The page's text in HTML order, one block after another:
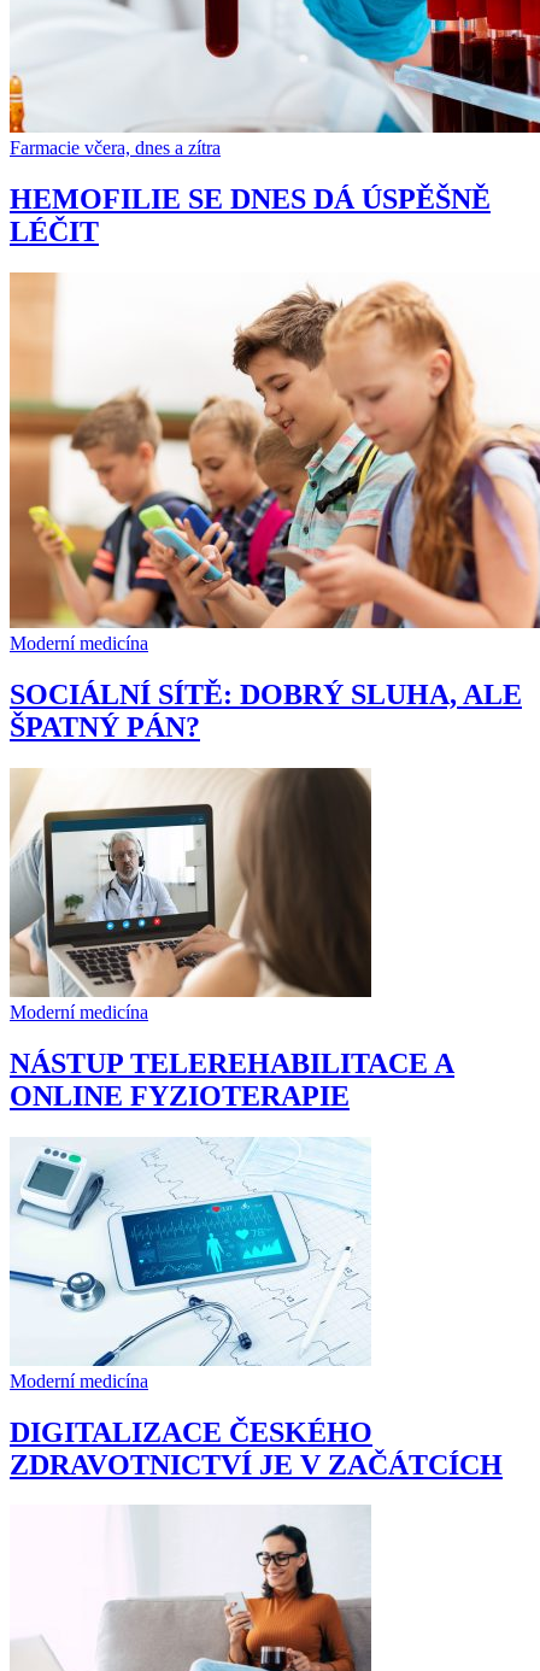
Farmacie včera, dnes a zítra
HEMOFILIE SE DNES DÁ ÚSPĚŠNĚ
LÉČIT
Moderní medicína
SOCIÁLNÍ SÍTĚ: DOBRÝ SLUHA, ALE
ŠPATNÝ PÁN?
Moderní medicína
NÁSTUP TELEREHABILITACE A
ONLINE FYZIOTERAPIE
Moderní medicína
DIGITALIZACE ČESKÉHO
ZDRAVOTNICTVÍ JE V ZAČÁTCÍCH